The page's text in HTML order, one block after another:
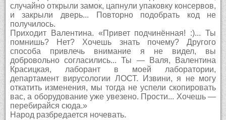
случайно открыли замок, цапнули упаковку консервов,
и закрыли дверь... Повторно подобрать код не
получилось.
Приходит Валентина. «Привет подчинённая! :)... Ты
помнишь? Нет? Хочешь знать почему? Другого
способа привлечь внимание я не видел, вы
добровольно согласились... Ты — Валя, Валентина
Красицкая, лаборант в моей лаборатории,
департамент вирусологии ЛОСТ. Извини, я не могу
откатить изменения, мы тогда не успели скопировать
вас, а оборудование уже увезено. Прости... Хочешь —
перебирайся сюда.»
Народ разбредается ночевать.